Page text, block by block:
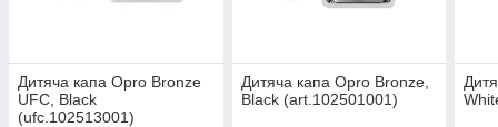
Дитяча капа Opro Bronze
UFC, Black
(ufc.102513001)
Дитяча капа Opro Bronze,
Black (art.102501001)